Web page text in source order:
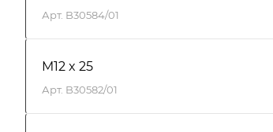
Арт. B30584/01
M12 x 25
Арт. B30582/01